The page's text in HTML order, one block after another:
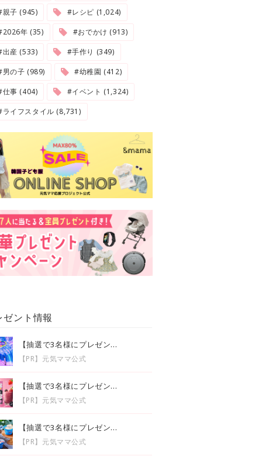
子 (945)
#レシピ (1,024)
年 (35)
#おでかけ (913)
産 (533)
#手作り (349)
の子 (989)
#幼稚園 (412)
事 (404)
#イベント (1,324)
イフスタイル (8,731)
ゼント情報
【抽選で3名様にプレゼン...
【PR】元気ママ公式
【抽選で3名様にプレゼン...
【PR】元気ママ公式
【抽選で3名様にプレゼン...
【PR】元気ママ公式